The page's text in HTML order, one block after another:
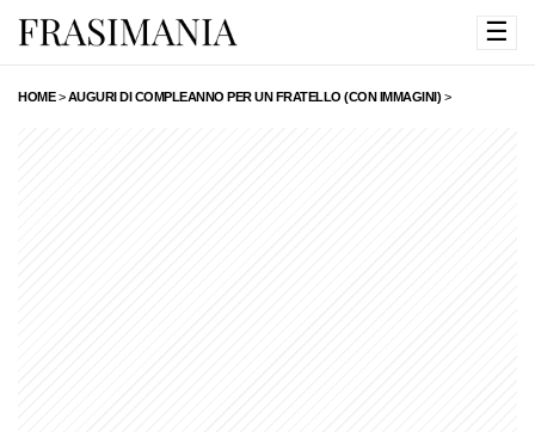
☰
HOME>AUGURI DI COMPLEANNO PER UN FRATELLO (CON IMMAGINI) >